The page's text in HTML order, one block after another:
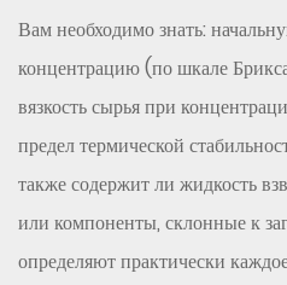
Вам необходимо знать:
концентрацию (по шкале
вязкость сырья при
предел термической
также содержит ли жидкость
или компоненты, склонные к
определяют практически